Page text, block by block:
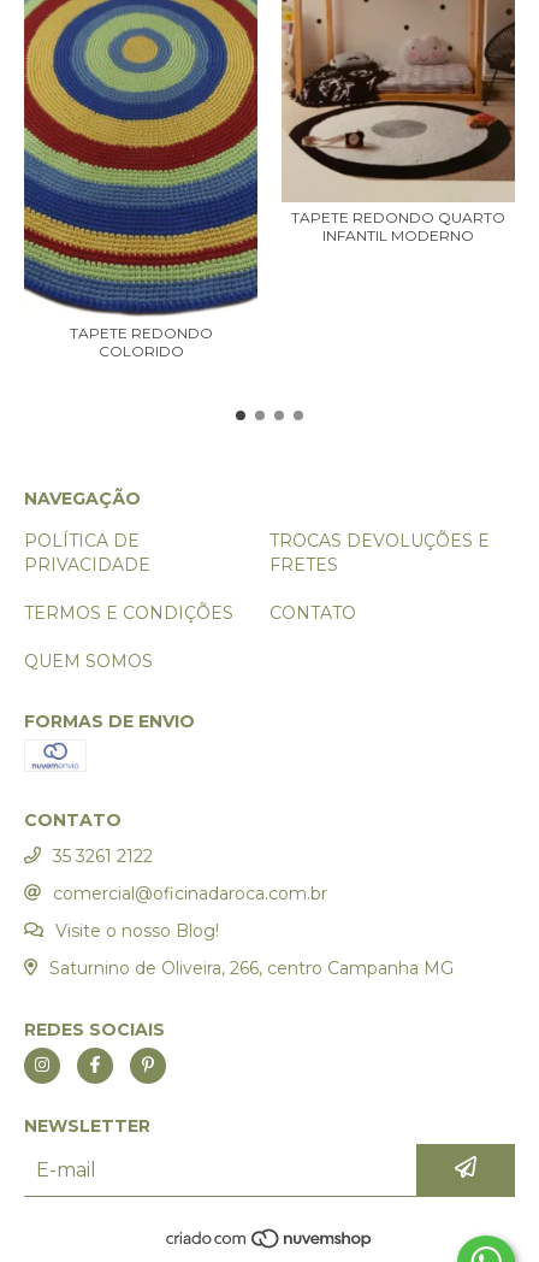
TAPETE REDONDO
COLORIDO
TAPETE REDONDO QUARTO
INFANTIL MODERNO
NAVEGAÇÃO
POLÍTICA DE
PRIVACIDADE
TROCAS DEVOLUÇÕES E
FRETES
TERMOS E CONDIÇÕES CONTATO
QUEM SOMOS
FORMAS DE ENVIO
CONTATO
35 3261 2122
comercial@oficinadaroca.com.br
Visite o nosso Blog!
Saturnino de Oliveira, 266, centro Campanha MG
REDES SOCIAIS
NEWSLETTER